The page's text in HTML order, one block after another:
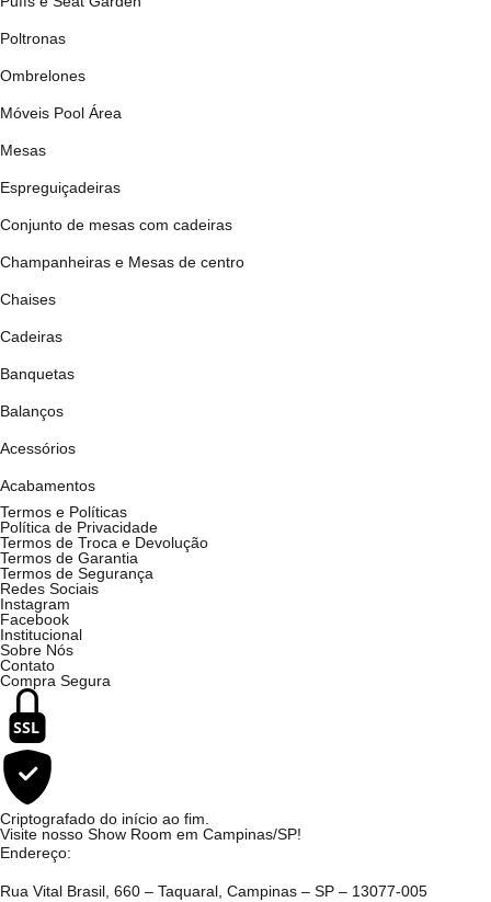
Poltronas
Ombrelones
Móveis Pool Área
Mesas
Espreguiçadeiras
Conjunto de mesas com cadeiras
Champanheiras e Mesas de centro
Chaises
Cadeiras
Banquetas
Balanços
Acessórios
Acabamentos
Termos e Políticas
Política de Privacidade
Termos de Troca e Devolução
Termos de Garantia
Termos de Segurança
Redes Sociais
Instagram
Facebook
Institucional
Sobre Nós
Contato
Compra Segura
SSL
Criptografado do início ao fim.
Visite nosso Show Room em Campinas/SP!
Endereço:
Rua Vital Brasil, 660 – Taquaral, Campinas – SP – 13077-005